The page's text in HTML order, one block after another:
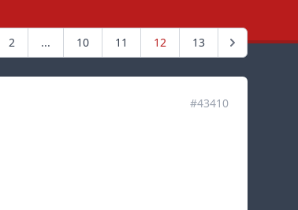
2 ... 10 11 12 13
#43410